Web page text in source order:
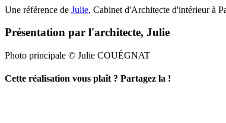
Une référence de Julie, Cabinet d'Architecte d'intérieur à
Présentation par l'architecte, Julie
Photo principale © Julie COUÉGNAT
Cette réalisation vous plaît ? Partagez la !